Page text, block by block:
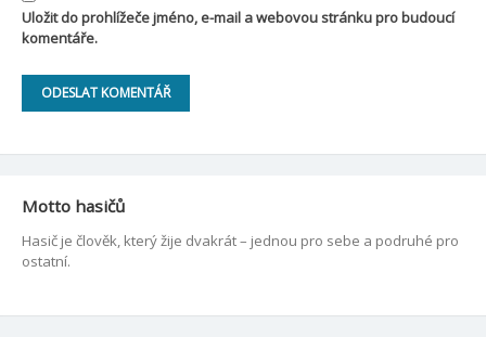
Uložit do prohlížeče jméno, e-mail a webovou stránku pro budoucí
komentáře.
Motto hasičů
Hasič je člověk, který žije dvakrát – jednou pro sebe a podruhé pro
ostatní.